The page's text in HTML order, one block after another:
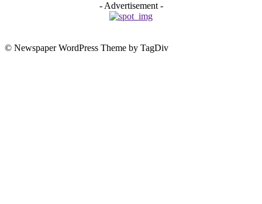
- Advertisement -
© Newspaper WordPress Theme by TagDiv